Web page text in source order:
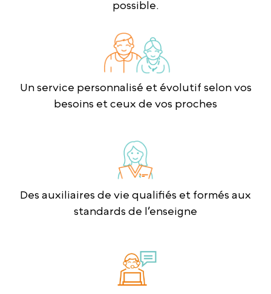
possible.
Un service personnalisé et évolutif selon vos
besoins et ceux de vos proches
Des auxiliaires de vie qualifiés et formés aux
standards de l’enseigne